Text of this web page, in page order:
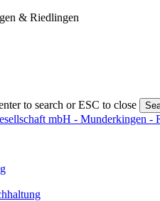
& Riedlingen
to search or ESC to close